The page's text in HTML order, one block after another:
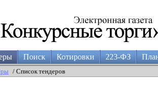
Поиск Котировки 223-ФЗ
/ Список тендеров